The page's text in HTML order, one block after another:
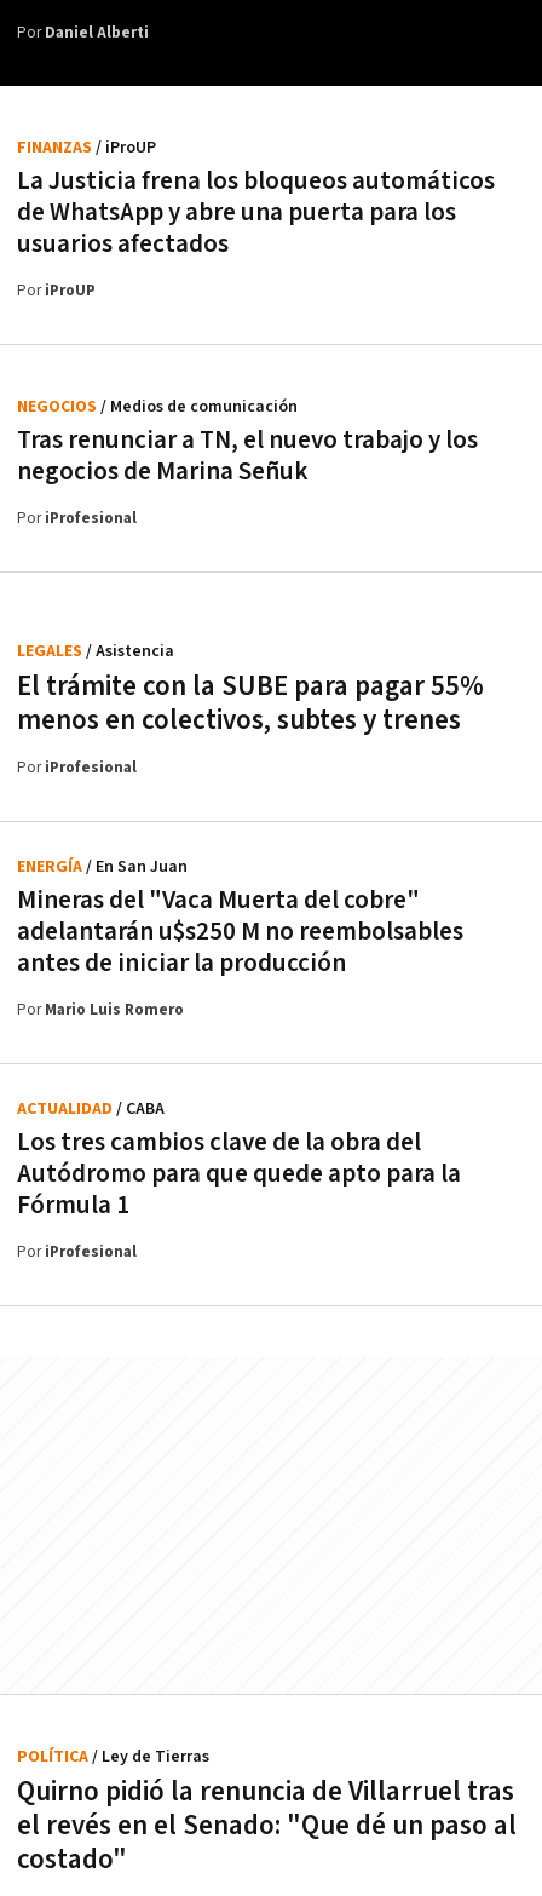
PorDaniel Alberti
La Justicia frena los bloqueos automáticos
de WhatsApp y abre una puerta para los
usuarios afectados
FINANZAS / iProUP
PoriProUP
Tras renunciar a TN, el nuevo trabajo y los
negocios de Marina Señuk
NEGOCIOS / Medios de comunicación
PoriProfesional
El trámite con la SUBE para pagar 55%
menos en colectivos, subtes y trenes
LEGALES / Asistencia
PoriProfesional
Mineras del "Vaca Muerta del cobre"
adelantarán u$s250 M no reembolsables
antes de iniciar la producción
ENERGÍA/ En San Juan
PorMario Luis Romero
Los tres cambios clave de la obra del
Autódromo para que quede apto para la
Fórmula 1
ACTUALIDAD / CABA
PoriProfesional
Quirno pidió la renuncia de Villarruel tras
el revés en el Senado: "Que dé un paso al
costado"
POLÍTICA/ Ley de Tierras